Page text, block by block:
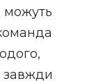
можуть
завжди